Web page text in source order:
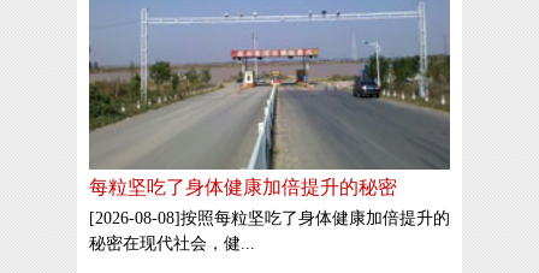
每粒坚吃了身体健康加倍提升的秘密
[2026-08-08]按照每粒坚吃了身体健康加倍提升的
秘密在现代社会，健...